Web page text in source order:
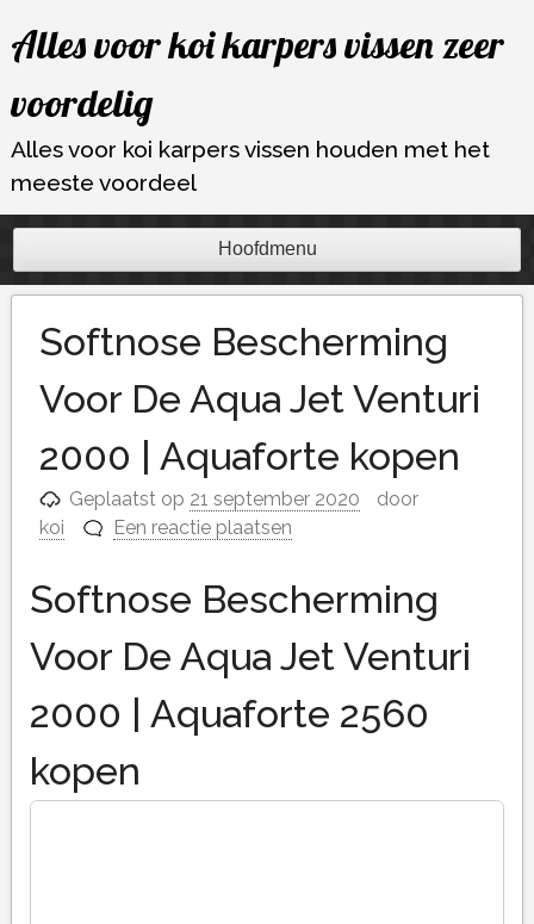
naar
inhoud
Alles voor koi karpers vissen zeer
voordelig
Alles voor koi karpers vissen houden met het
meeste voordeel
Hoofdmenu
Softnose Bescherming
Voor De Aqua Jet Venturi
2000 | Aquaforte kopen
Geplaatst op 21 september 2020
door
koi
Een reactie plaatsen
Softnose Bescherming
Voor De Aqua Jet Venturi
2000 | Aquaforte 2560
kopen